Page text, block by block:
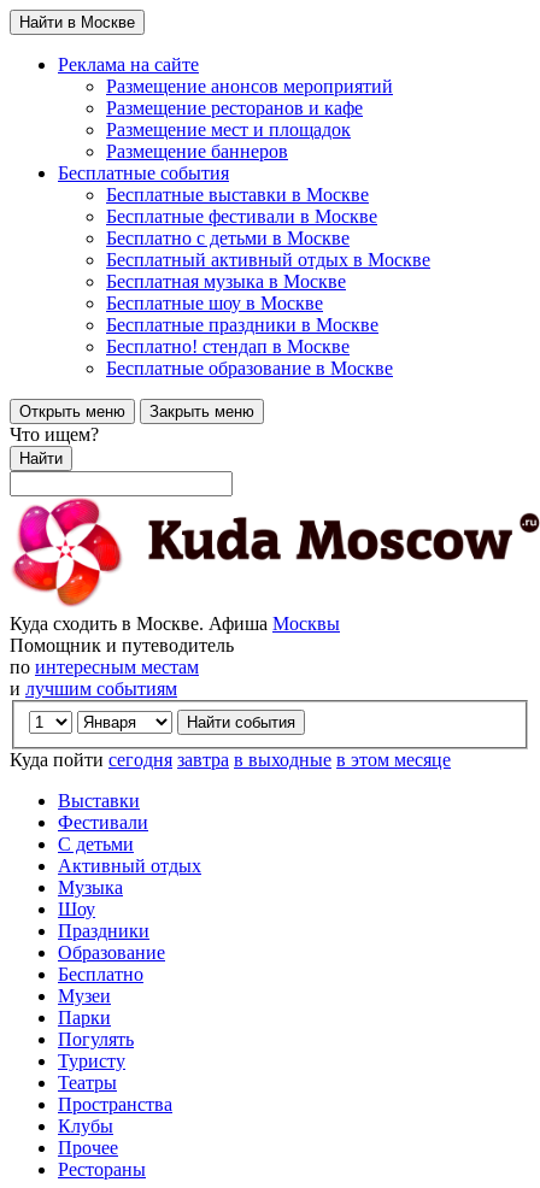
Найти в Москве
Реклама на сайте
Размещение анонсов мероприятий
Размещение ресторанов и кафе
Размещение мест и площадок
Размещение баннеров
Бесплатные события
Бесплатные выставки в Москве
Бесплатные фестивали в Москве
Бесплатно с детьми в Москве
Бесплатный активный отдых в Москве
Бесплатная музыка в Москве
Бесплатные шоу в Москве
Бесплатные праздники в Москве
Бесплатно! стендап в Москве
Бесплатные образование в Москве
Открыть меню Закрыть меню
Что ищем?
Найти
Куда сходить в Москве. Афиша Москвы
Помощник и путеводитель
по интересным местам
и лучшим событиям
Куда пойти сегодня завтра в выходные в этом месяце
Выставки
Фестивали
С детьми
Активный отдых
Музыка
Шоу
Праздники
Образование
Бесплатно
Музеи
Парки
Погулять
Туристу
Театры
Пространства
Клубы
Прочее
Рестораны